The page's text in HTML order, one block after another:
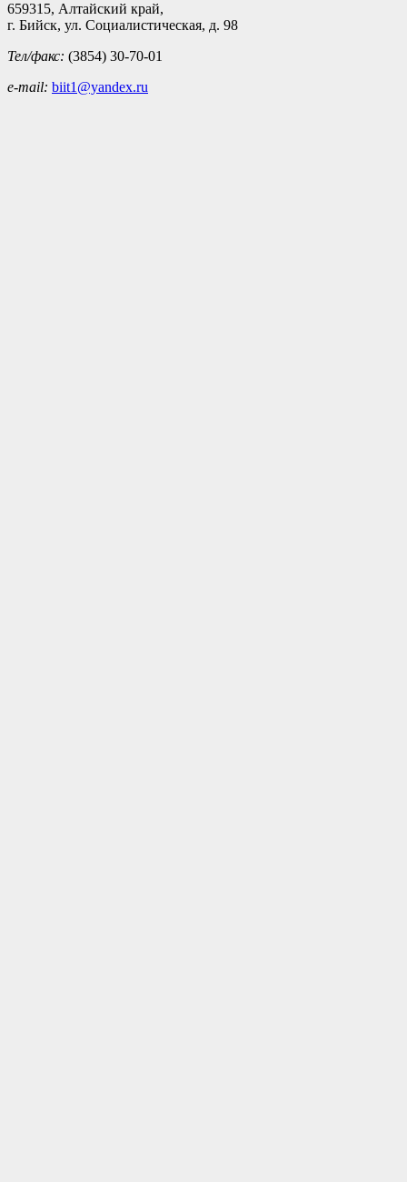
659315, Алтайский край,
г. Бийск, ул. Социалистическая, д. 98
Тел/факс: (3854) 30-70-01
e-mail: biit1@yandex.ru